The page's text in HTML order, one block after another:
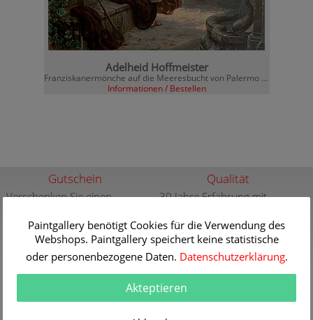
Adelheid Hoffmeister
Franziskanermönche auf die Meeresbucht von Palermo blickend
Informationen / Bestellen
Gutschein
Verschenken Sie einen
hochwertige Kunstkopie
weitere Infos
Qualität
30 Jahre Erfahrung mit
Reproduktionen
weitere Infos
Aktuelle und neue
Aktuelle und neue Gemälde
Sicher Kaufen - Sicher
Bezahlen
Paintgallery benötigt Cookies für die Verwendung des
Webshops. Paintgallery speichert keine statistische
oder personenbezogene Daten. Datenschutzerklärung.
Akteptieren